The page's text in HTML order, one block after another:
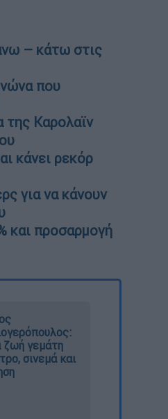
– κάτω στις
που
της Καρολαϊν
κάνει ρεκόρ
για να κάνουν
και προσαρμογή
ζωή γεμάτη
σινεμά και